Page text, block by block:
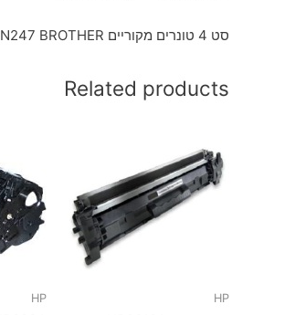
סט 4 טונרים מקוריים TN247 BROTHER
Related products
HP
HP